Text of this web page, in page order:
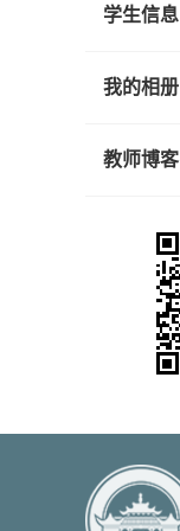
学生信息
我的相册
教师博客